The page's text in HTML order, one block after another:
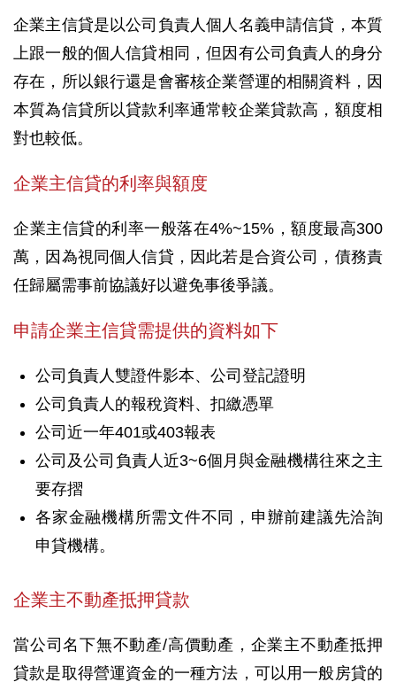
企業主信貸是以公司負責人個人名義申請信貸，本質
上跟一般的個人信貸相同，但因有公司負責人的身分
存在，所以銀行還是會審核企業營運的相關資料，因
本質為信貸所以貸款利率通常較企業貸款高，額度相
對也較低。
企業主信貸的利率與額度
企業主信貸的利率一般落在4%~15%，額度最高300
萬，因為視同個人信貸，因此若是合資公司，債務責
任歸屬需事前協議好以避免事後爭議。
申請企業主信貸需提供的資料如下
公司負責人雙證件影本、公司登記證明
公司負責人的報稅資料、扣繳憑單
公司近一年401或403報表
公司及公司負責人近3~6個月與金融機構往來之主
要存摺
各家金融機構所需文件不同，申辦前建議先洽詢
申貸機構。
企業主不動產抵押貸款
當公司名下無不動產/高價動產，企業主不動產抵押
貸款是取得營運資金的一種方法，可以用一般房貸的